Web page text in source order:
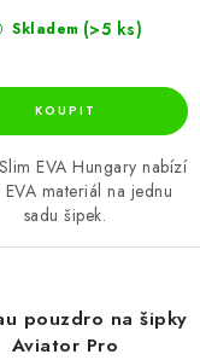
Skladem (>5 ks)
EVA Hungary nabízí
EVA materiál na jednu
sadu šipek.
pouzdro na šipky
Aviator Pro